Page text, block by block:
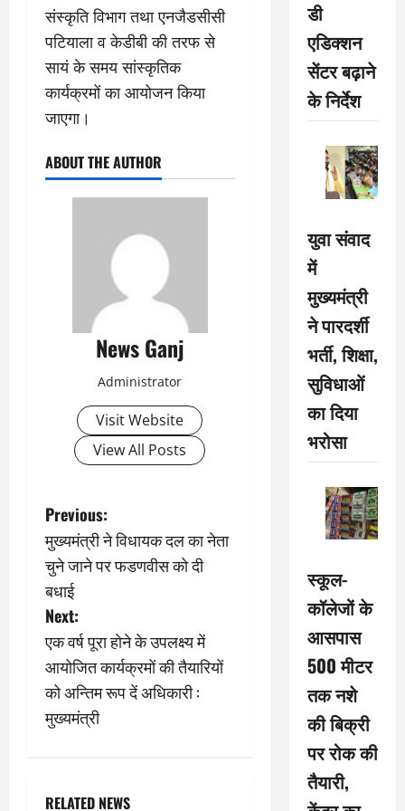
संस्कृति विभाग तथा एनजैडसीसी
पटियाला व केडीबी की तरफ से
सायं के समय सांस्कृतिक
कार्यक्रमों का आयोजन किया
जाएगा।
ABOUT THE AUTHOR
News Ganj
Administrator
Visit Website
View All Posts
P
o
s
t
n
a
Previous:
मुख्यमंत्री ने विधायक दल का नेता
चुने जाने पर फडणवीस को दी
बधाई
Next:
एक वर्ष पूरा होने के उपलक्ष्य में
आयोजित कार्यक्रमों की तैयारियों
को अन्तिम रूप दें अधिकारी :
मुख्यमंत्री
RELATED NEWS
डी
एडिक्शन
सेंटर बढ़ाने
के निर्देश
युवा संवाद
में
मुख्यमंत्री
ने पारदर्शी
भर्ती, शिक्षा,
सुविधाओं
का दिया
भरोसा
स्कूल-
कॉलेजों के
आसपास
500 मीटर
तक नशे
की बिक्री
पर रोक की
तैयारी,